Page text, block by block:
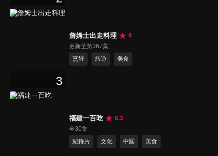
3
詹姆士出走料理
9
更新至第367集
烹飪
旅遊 美食
福建一百吃
8.3
全30集
紀錄片
文化 中國 美食